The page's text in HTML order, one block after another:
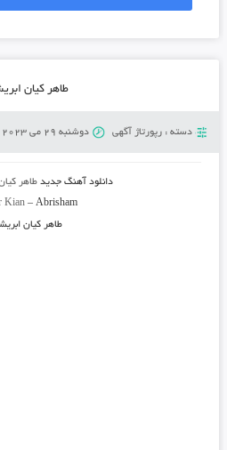
طاهر کیان
دسته : رپورتاژ آگهی دوشنبه 29 می 2023
دانلود آهنگ جدیدطاهر
Kian– Abrisham
طاهر کیان